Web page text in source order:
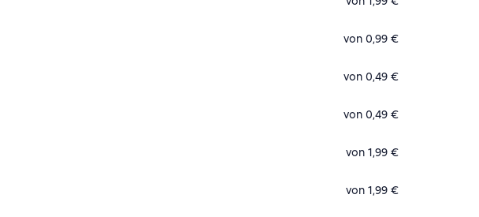
von 0,99 €
von 0,49 €
von 0,49 €
von 1,99 €
von 1,99 €